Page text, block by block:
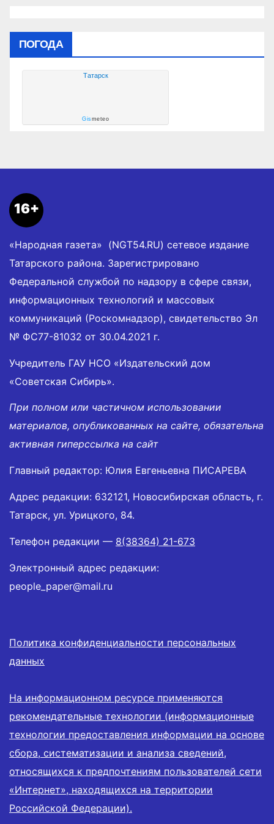
ПОГОДА
Татарск
Gismeteo
16+
«Народная газета» (NGT54.RU) сетевое издание
Татарского района. Зарегистрировано
Федеральной службой по надзору в сфере связи,
информационных технологий и массовых
коммуникаций (Роскомнадзор), свидетельство Эл
№ ФС77-81032 от 30.04.2021 г.
Учредитель ГАУ НСО «Издательский дом
«Советская Сибирь».
При полном или частичном использовании
материалов, опубликованных на сайте, обязательна
активная гиперссылка на сайт
Главный редактор: Юлия Евгеньевна ПИСАРЕВА
Адрес редакции: 632121, Новосибирская область, г.
Татарск, ул. Урицкого, 84.
Телефон редакции — 8(38364) 21-673
Электронный адрес редакции:
people_paper@mail.ru
Политика конфиденциальности персональных
данных
На информационном ресурсе применяются
рекомендательные технологии (информационные
технологии предоставления информации на основе
сбора, систематизации и анализа сведений,
относящихся к предпочтениям пользователей сети
«Интернет», находящихся на территории
Российской Федерации).